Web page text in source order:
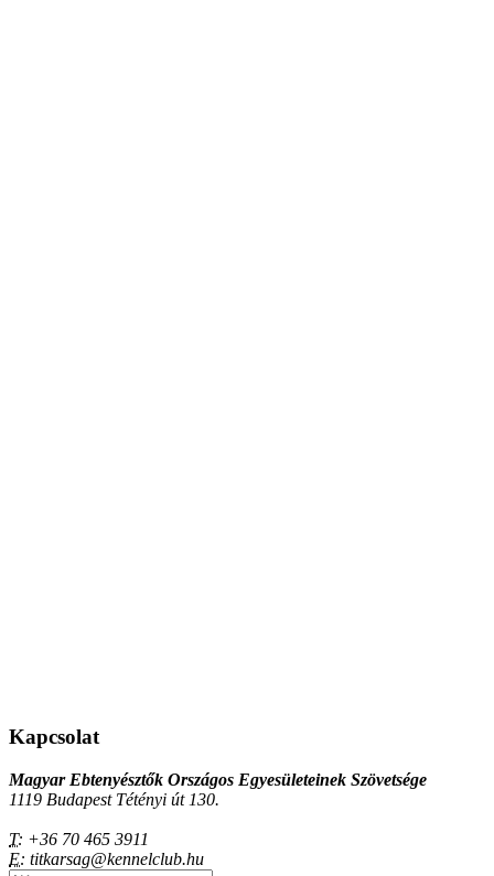
Kapcsolat
Magyar Ebtenyésztők Országos Egyesületeinek Szövetsége
1119 Budapest Tétényi út 130.
T: +36 70 465 3911
E: titkarsag@kennelclub.hu